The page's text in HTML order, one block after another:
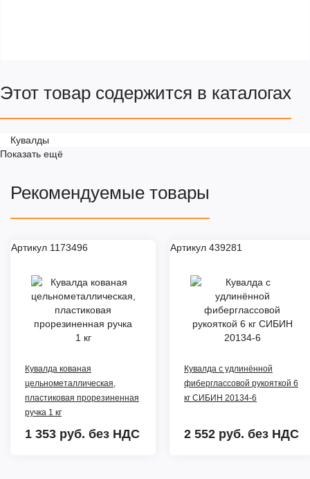
Этот товар содержится в каталогах
Кувалды
Показать ещё
Рекомендуемые товары
Артикул 1173496
Кувалда кованая
цельнометаллическая,
пластиковая прорезиненная
ручка 1 кг
1 353 руб. без НДС
Артикул 439281
Кувалда с удлинённой
фиберглассовой рукояткой 6
кг СИБИН 20134-6
2 552 руб. без НДС